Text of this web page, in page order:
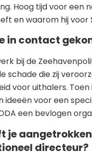
Hoog tijd voor een
en waarom hij voor
in contact
bij de
schade die zij
voor uithalers.
ideeën voor een
een bevlogen
je
directeur?